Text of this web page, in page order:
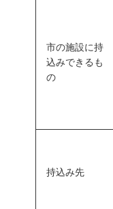
市の施設に持
込みできるも
の
持込み先